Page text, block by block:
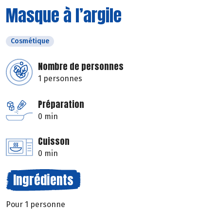
Masque à l’argile
Cosmétique
Nombre de personnes
1 personnes
Préparation
0 min
Cuisson
0 min
Ingrédients
Pour 1 personne